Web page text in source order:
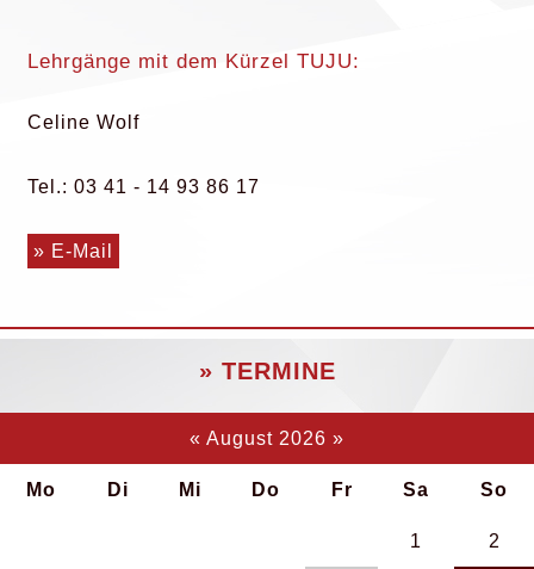
Lehrgänge mit dem Kürzel TUJU:
Celine Wolf
Tel.: 03 41 - 14 93 86 17
» E-Mail
» TERMINE
« August 2026 »
Mo Di Mi Do Fr Sa So
1 2